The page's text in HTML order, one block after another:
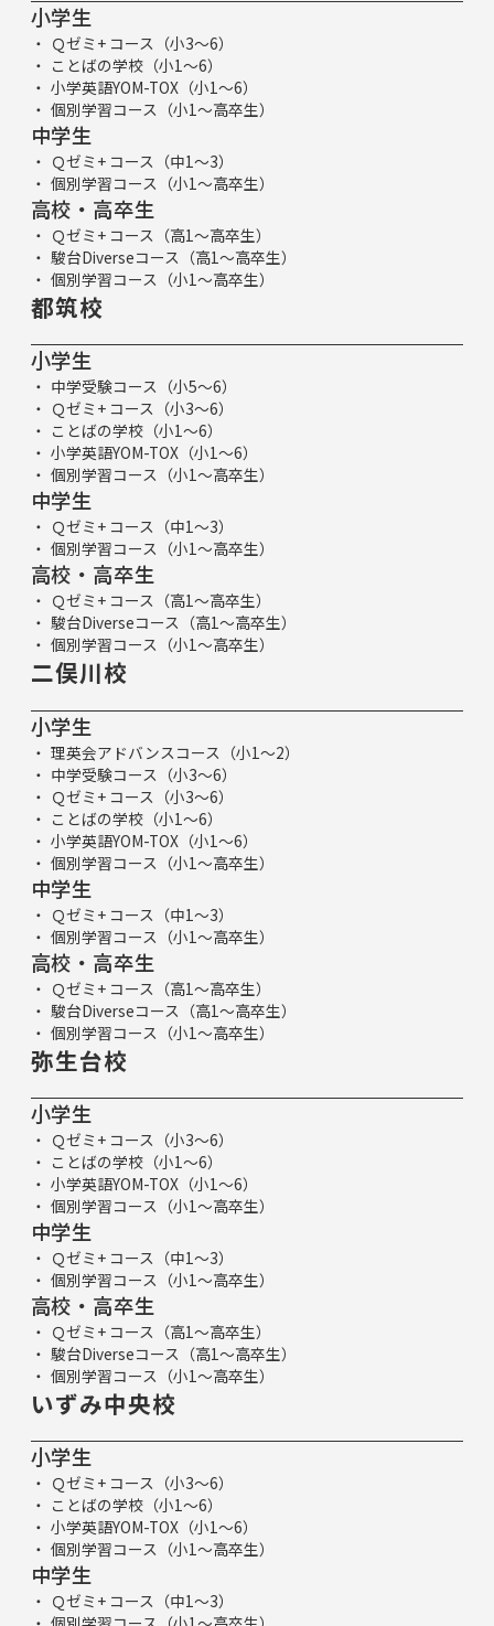
小学生
Ｑゼミ+ コース（小3～6）
ことばの学校（小1～6）
小学英語YOM-TOX（小1～6）
個別学習コース（小1～高卒生）
中学生
Ｑゼミ+ コース（中1～3）
個別学習コース（小1～高卒生）
高校・高卒生
Ｑゼミ+ コース（高1～高卒生）
駿台Diverseコース（高1～高卒生）
個別学習コース（小1～高卒生）
都筑校
小学生
中学受験コース（小5～6）
Ｑゼミ+ コース（小3～6）
ことばの学校（小1～6）
小学英語YOM-TOX（小1～6）
個別学習コース（小1～高卒生）
中学生
Ｑゼミ+ コース（中1～3）
個別学習コース（小1～高卒生）
高校・高卒生
Ｑゼミ+ コース（高1～高卒生）
駿台Diverseコース（高1～高卒生）
個別学習コース（小1～高卒生）
二俣川校
小学生
理英会アドバンスコース（小1～2）
中学受験コース（小3～6）
Ｑゼミ+ コース（小3～6）
ことばの学校（小1～6）
小学英語YOM-TOX（小1～6）
個別学習コース（小1～高卒生）
中学生
Ｑゼミ+ コース（中1～3）
個別学習コース（小1～高卒生）
高校・高卒生
Ｑゼミ+ コース（高1～高卒生）
駿台Diverseコース（高1～高卒生）
個別学習コース（小1～高卒生）
弥生台校
小学生
Ｑゼミ+ コース（小3～6）
ことばの学校（小1～6）
小学英語YOM-TOX（小1～6）
個別学習コース（小1～高卒生）
中学生
Ｑゼミ+ コース（中1～3）
個別学習コース（小1～高卒生）
高校・高卒生
Ｑゼミ+ コース（高1～高卒生）
駿台Diverseコース（高1～高卒生）
個別学習コース（小1～高卒生）
いずみ中央校
小学生
Ｑゼミ+ コース（小3～6）
ことばの学校（小1～6）
小学英語YOM-TOX（小1～6）
個別学習コース（小1～高卒生）
中学生
Ｑゼミ+ コース（中1～3）